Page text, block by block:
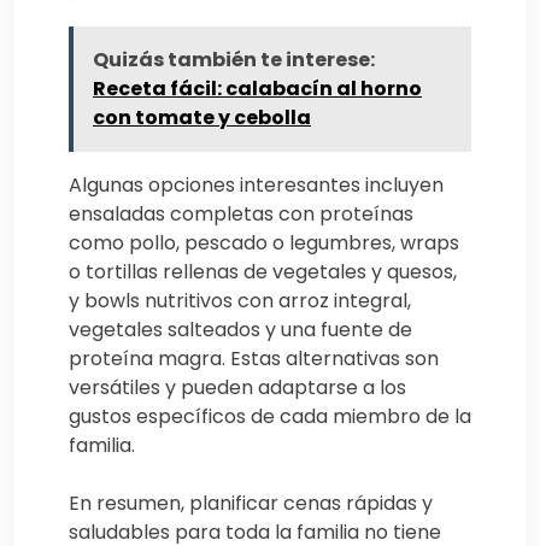
Quizás también te interese:
Receta fácil: calabacín al horno
con tomate y cebolla
Algunas opciones interesantes incluyen
ensaladas completas con proteínas
como pollo, pescado o legumbres, wraps
o tortillas rellenas de vegetales y quesos,
y bowls nutritivos con arroz integral,
vegetales salteados y una fuente de
proteína magra. Estas alternativas son
versátiles y pueden adaptarse a los
gustos específicos de cada miembro de la
familia.
En resumen, planificar cenas rápidas y
saludables para toda la familia no tiene